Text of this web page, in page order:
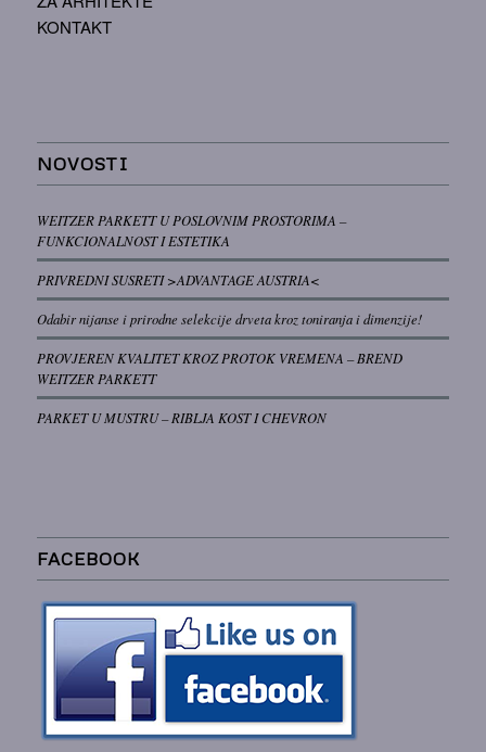
KONTAKT
NOVOSTI
WEITZER PARKETT U POSLOVNIM PROSTORIMA –
FUNKCIONALNOST I ESTETIKA
PRIVREDNI SUSRETI >ADVANTAGE AUSTRIA<
Odabir nijanse i prirodne selekcije drveta kroz toniranja i dimenzije!
PROVJEREN KVALITET KROZ PROTOK VREMENA – BREND
WEITZER PARKETT
PARKET U MUSTRU – RIBLJA KOST I CHEVRON
FACEBOOK